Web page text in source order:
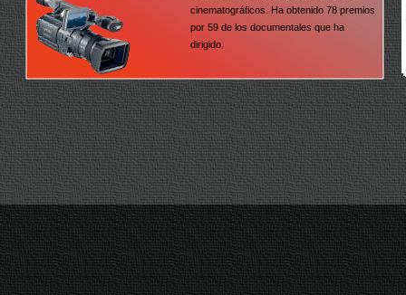
cinematográficos. Ha obtenido 78 premios
por 59 de los documentales que ha
dirigido.